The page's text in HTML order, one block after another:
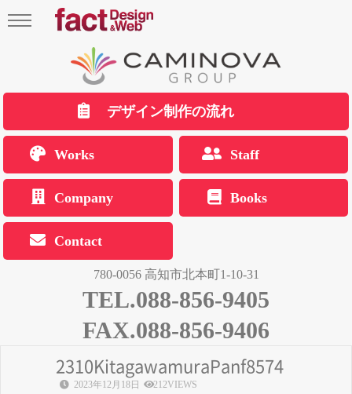
デザイン制作の流れ
Works Staff
Company Books
Contact
780-0056 高知市北本町1-10-31
TEL.088-856-9405
FAX.088-856-9406
2310KitagawamuraPanf8574
2023年12月18日 212VIEWS